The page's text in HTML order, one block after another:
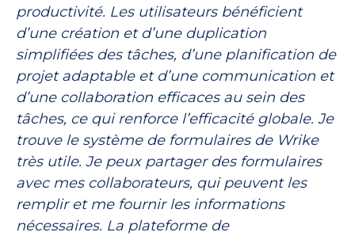
productivité. Les utilisateurs bénéficient
d’une création et d’une duplication
simplifiées des tâches, d’une planification de
projet adaptable et d’une communication et
d’une collaboration efficaces au sein des
tâches, ce qui renforce l’efficacité globale. Je
trouve le système de formulaires de Wrike
très utile. Je peux partager des formulaires
avec mes collaborateurs, qui peuvent les
remplir et me fournir les informations
nécessaires. La plateforme de